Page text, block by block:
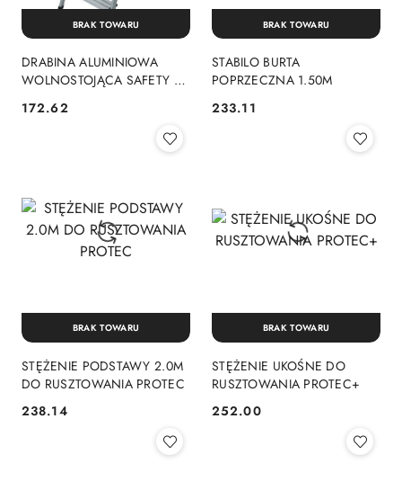
DRABINA ALUMINIOWA
WOLNOSTOJĄCA SAFETY 3
Cena:
172.62
BRAK TOWARU
STABILO BURTA
POPRZECZNA 1.50M
Cena:
233.11
BRAK TOWARU
STĘŻENIE PODSTAWY 2.0M
DO RUSZTOWANIA PROTEC
Cena:
238.14
BRAK TOWARU
STĘŻENIE UKOŚNE DO
RUSZTOWANIA PROTEC+
Cena:
252.00
BRAK TOWARU